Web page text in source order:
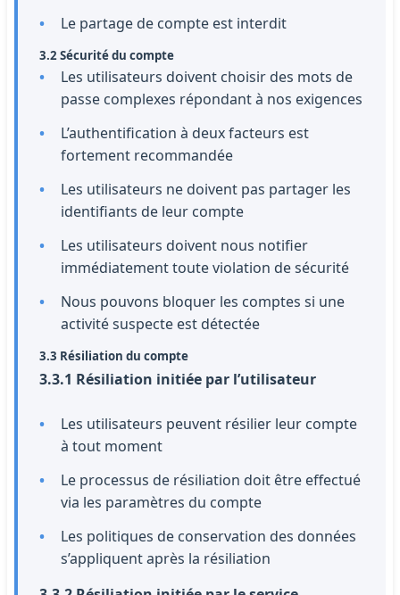
Le partage de compte est interdit
3.2 Sécurité du compte
Les utilisateurs doivent choisir des mots de
passe complexes répondant à nos exigences
L’authentification à deux facteurs est
fortement recommandée
Les utilisateurs ne doivent pas partager les
identifiants de leur compte
Les utilisateurs doivent nous notifier
immédiatement toute violation de sécurité
Nous pouvons bloquer les comptes si une
activité suspecte est détectée
3.3 Résiliation du compte
3.3.1 Résiliation initiée par l’utilisateur
Les utilisateurs peuvent résilier leur compte
à tout moment
Le processus de résiliation doit être effectué
via les paramètres du compte
Les politiques de conservation des données
s’appliquent après la résiliation